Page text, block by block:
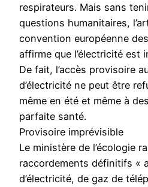
respirateurs. Mais sans
questions humanitaires,
convention européenne
affirme que l’électricité est
De fait, l’accès provisoire
d’électricité ne peut être
même en été et même à
parfaite santé.
Provisoire imprévisible
Le ministère de l’écologie
raccordements définitifs «
d’électricité, de gaz de